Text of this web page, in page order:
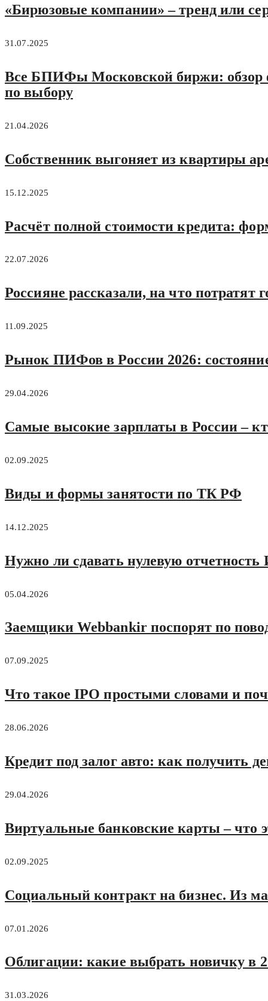
«Бирюзовые компании» – тренд или
31.07.2025
Все БПИФы Московской биржи: обзор
по выбору
21.04.2026
Собственник выгоняет из квартиры
15.12.2025
Расчёт полной стоимости кредита:
22.07.2026
Россияне рассказали, на что потратят
11.09.2025
Рынок ПИФов в России 2026:
29.04.2026
Самые высокие зарплаты в России –
02.09.2025
Виды и формы занятости по ТК РФ
14.12.2025
Нужно ли сдавать нулевую
05.04.2026
Заемщики Webbankir поспорят по
07.09.2025
Что такое IPO простыми словами и
28.06.2026
Кредит под залог авто: как получить
29.04.2026
Виртуальные банковские карты – что
02.09.2025
Социальный контракт на бизнес. Из
07.01.2026
Облигации: какие выбрать новичку в
31.03.2026